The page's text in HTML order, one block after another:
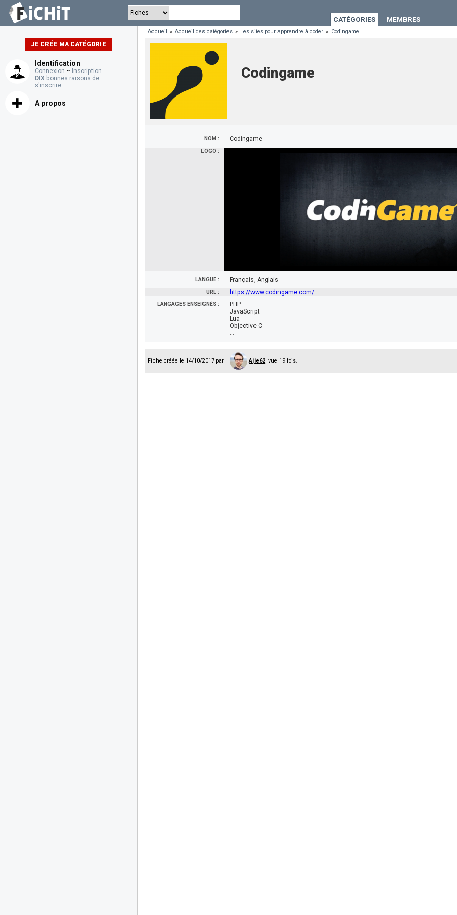
CATÉGORIES MEMBRES
JE CRÉE MA CATÉGORIE
Identification
Connexion ~ Inscription
DIX bonnes raisons de
s'inscrire
A propos
Accueil » Accueil des catégories » Les sites pour apprendre à coder » Codingame
Codingame
NOM : Codingame
LOGO :
LANGUE : Français, Anglais
URL : https://www.codingame.com/
LANGAGES ENSEIGNÉS :
PHP
JavaScript
Lua
Objective-C
Fiche créée le 14/10/2017 par Ajie62 vue 19 fois.